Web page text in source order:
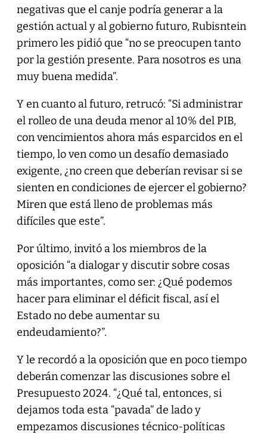
negativas que el canje podría generar a la
gestión actual y al gobierno futuro, Rubisntein
primero les pidió que “no se preocupen tanto
por la gestión presente. Para nosotros es una
muy buena medida”.
Y en cuanto al futuro, retrucó: “Si administrar
el rolleo de una deuda menor al 10% del PIB,
con vencimientos ahora más esparcidos en el
tiempo, lo ven como un desafío demasiado
exigente, ¿no creen que deberían revisar si se
sienten en condiciones de ejercer el gobierno?
Miren que está lleno de problemas más
difíciles que este”.
Por último, invitó a los miembros de la
oposición “a dialogar y discutir sobre cosas
más importantes, como ser: ¿Qué podemos
hacer para eliminar el déficit fiscal, así el
Estado no debe aumentar su
endeudamiento?”.
Y le recordó a la oposición que en poco tiempo
deberán comenzar las discusiones sobre el
Presupuesto 2024. “¿Qué tal, entonces, si
dejamos toda esta “pavada” de lado y
empezamos discusiones técnico-políticas